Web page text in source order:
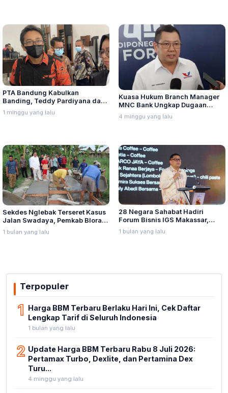
PTA Bandung Kabulkan
Banding, Teddy Pardiyana dan
Bintang Ditetapkan Ahli Waris
Lina Jubaedah
1 minggu yang lalu
Kuasa Hukum Branch Manager
MNC Bank Ungkap Dugaan
Penganiayaan oleh Hary Tanoe
di MNC Towe
4 minggu yang lalu
Sekdes Nglebak Terseret Kasus
Jalan Swadaya, Pemkab Blora
Sebut Pendampingan Hukum
Bukan Kewenangannya
1 bulan yang lalu
28 Negara Sahabat Hadiri
Forum Bisnis IGS Makassar,
Munafri Tawarkan Investasi
Stadion Untia
1 bulan yang lalu
Terpopuler
1 Harga BBM Terbaru Berlaku Hari Ini, Cek Daftar
Lengkap Tarif di Seluruh Indonesia
1 bulan yang lalu
2 Update Harga BBM Terbaru Rabu 8 Juli 2026:
Pertamax Turbo, Dexlite, dan Pertamina Dex
Turu...
4 minggu yang lalu